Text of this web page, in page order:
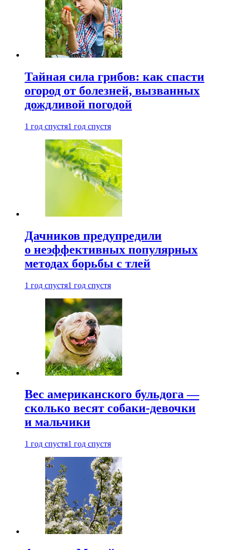
Тайная сила грибов: как спасти
огород от болезней, вызванных
дождливой погодой
1 год спустя1 год спустя
Дачников предупредили
о неэффективных популярных
методах борьбы с тлей
1 год спустя1 год спустя
Вес американского бульдога —
сколько весят собаки-девочки
и мальчики
1 год спустя1 год спустя